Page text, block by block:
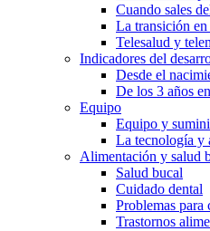
Cuando sales
La transición
Telesalud y
Indicadores del
Desde el
De los 3 años
Equipo
Equipo y
La tecnología y
Alimentación y salud
Salud bucal
Cuidado dental
Problemas para
Trastornos